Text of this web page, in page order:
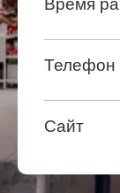
Телефон
Сайт